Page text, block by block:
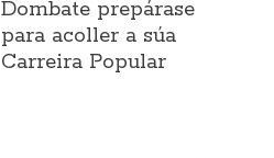
Dombate prepárase
para acoller a súa
Carreira Popular